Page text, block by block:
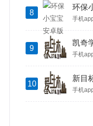
8
环保
手机
9
手机
10
手机